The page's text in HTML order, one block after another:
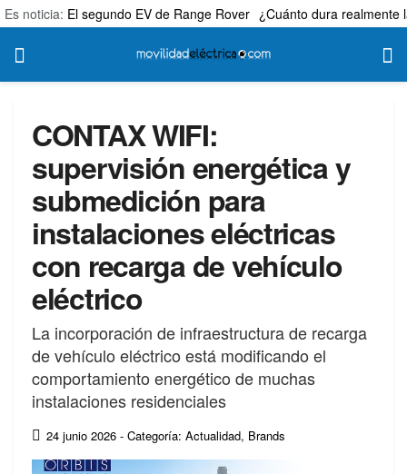
Es noticia: El segundo EV de Range Rover ¿Cuánto dura realmente
CONTAX WIFI:
supervisión energética y
submedición para
instalaciones eléctricas
con recarga de vehículo
eléctrico
La incorporación de infraestructura de recarga
de vehículo eléctrico está modificando el
comportamiento energético de muchas
instalaciones residenciales
24 junio 2026 - Categoría: Actualidad, Brands